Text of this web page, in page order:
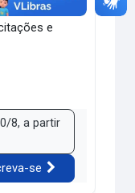
as
e
8, a partir
se